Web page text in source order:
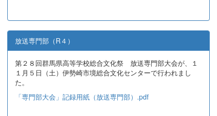
放送専門部（R４）
第２８回群馬県高等学校総合文化祭 放送専門部大会が、１
１月５日（土）伊勢崎市境総合文化センターで行われまし
た。
「専門部大会」記録用紙（放送専門部）.pdf